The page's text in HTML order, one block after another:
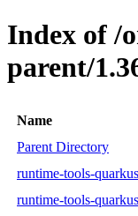
Index of /
parent/
Name
Parent Directory
runtime-tools-
runtime-tools-